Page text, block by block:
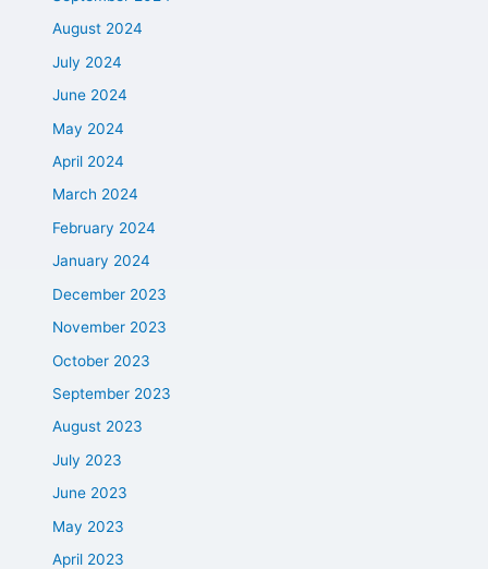
August 2024
July 2024
June 2024
May 2024
April 2024
March 2024
February 2024
January 2024
December 2023
November 2023
October 2023
September 2023
August 2023
July 2023
June 2023
May 2023
April 2023